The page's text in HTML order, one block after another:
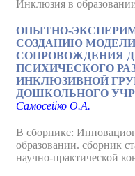
Инклюзия в
ОПЫТНО-
СОЗДАНИЮ
СОПРОВОЖДЕНИЯ
ПСИХИЧЕСКОГО
ИНКЛЮЗИВНОЙ
ДОШКОЛЬНОГО
Самосейко О.А.
В сборнике:
образовании. сборник
научно-практической